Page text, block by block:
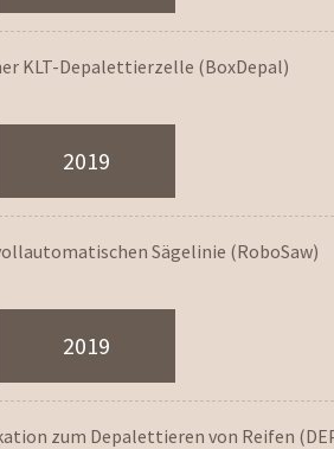
KLT-Depalettierzelle (BoxDepal)
2019
Sägelinie (RoboSaw)
2019
zum Depalettieren von Reifen